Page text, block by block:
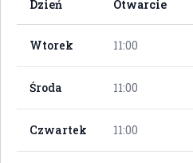
Dzień Otwarcie
Wtorek 11:00
Środa 11:00
Czwartek 11:00